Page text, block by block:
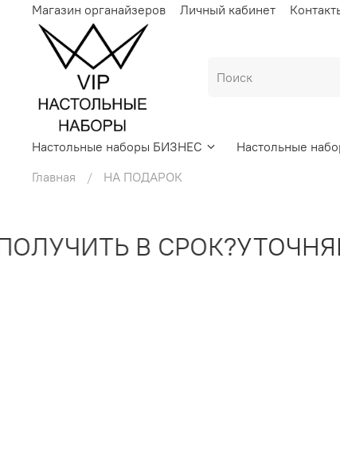
Магазин органайзеров Личный кабинет
Настольные наборы БИЗНЕС Настольные
Главная
НА ПОДАРОК
В СРОК?